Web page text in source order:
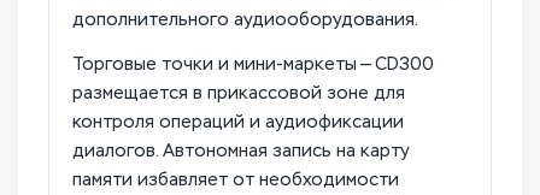
дополнительного аудиооборудования.
Торговые точки и мини-маркеты — CD300
размещается в прикассовой зоне для
контроля операций и аудиофиксации
диалогов. Автономная запись на карту
памяти избавляет от необходимости